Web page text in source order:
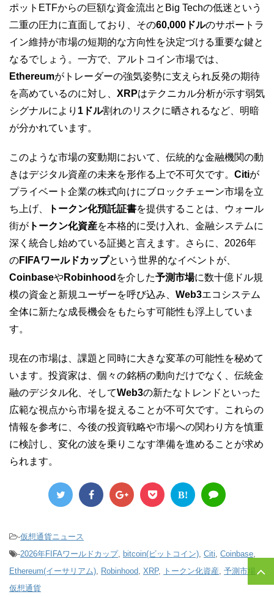
ポットETFからの巨額な資金流出とBig Techの低迷という
二重の圧力に直面しており、その60,000ドルのサポートラ
イン維持が市場の短期的な方向性を決定づける重要な鍵と
なるでしょう。一方で、アルトコイン市場では、
Ethereumがトレーダーの強気姿勢に支えられ反発の期待
を高めているのに対し、 XRPはテクニカル分析が示す弱気
シグナルにより 1ドル割れのリスクに晒されるなど、明暗
が分かれています。
このような市場の変動期において、伝統的な金融機関の動
きはデジタル資産の未来を形作る上で不可欠です。 Citiが
プライベート企業の株式向けにブロックチェーン市場を立
ち上げ、
トークン化預託証書を提供することは、ウォール
街が トークン化資産を本格的に受け入れ、金融システムに
深く統合し始めている証拠と言えます。さらに、2026年
のFIFAワールドカップという世界的なイベントが、
CoinbaseやRobinhood を介した予測市場に数十億ドル規
模の資金と新規ユーザーを呼び込み、 Web3エコシステム
全体に新たな成長機会をもたらす可能性も浮上していま
す。
現在の市場は、課題と同時に大きな変革の可能性を秘めて
います。投資家は、個々の銘柄の動向だけでなく、伝統金
融のデジタル化、そしてWeb3の新たなトレンドといった
広範な視点から市場を捉えることが不可欠です。これらの
情報を参考に、今後の投資戦略や市場への関わり方を慎重
に検討し、変化の波を乗りこなす準備を進めることが求め
られます。
B!
-仮想通貨ニュース
-2026年FIFAワールドカップ, bitcoin(ビットコイン) Citi Coinbase
Ethereum(イーサリアム) Robinhood XRP, トークン化資産 予測市場 ,
仮想通貨